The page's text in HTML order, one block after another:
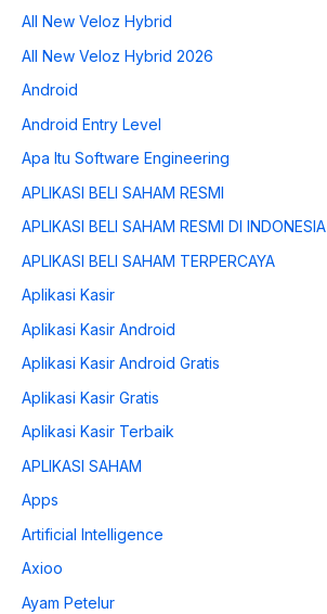
All New Veloz Hybrid
All New Veloz Hybrid 2026
Android
Android Entry Level
Apa Itu Software Engineering
APLIKASI BELI SAHAM RESMI
APLIKASI BELI SAHAM RESMI DI INDONESIA
APLIKASI BELI SAHAM TERPERCAYA
Aplikasi Kasir
Aplikasi Kasir Android
Aplikasi Kasir Android Gratis
Aplikasi Kasir Gratis
Aplikasi Kasir Terbaik
APLIKASI SAHAM
Apps
Artificial Intelligence
Axioo
Ayam Petelur